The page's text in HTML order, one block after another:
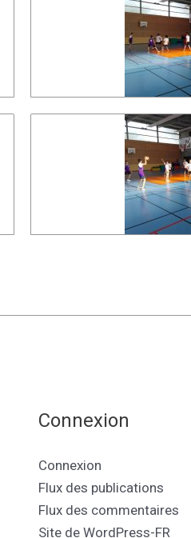
Connexion
Connexion
Flux des publications
Flux des commentaires
Site de WordPress-FR